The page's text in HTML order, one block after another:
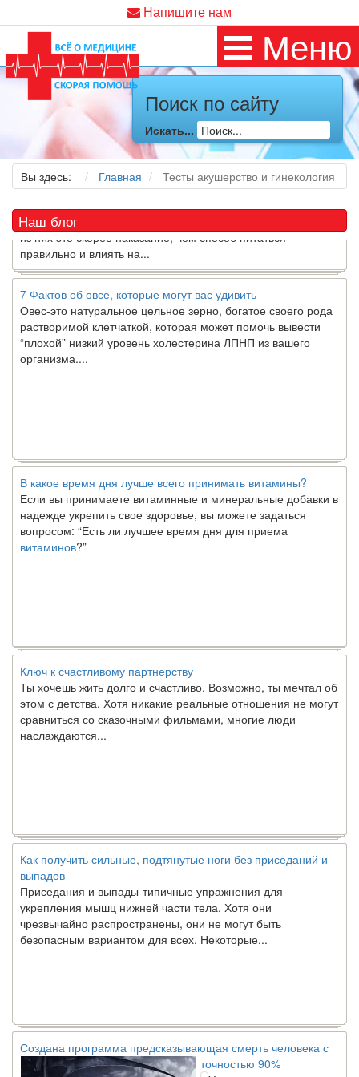
Напишите нам
Меню
Поиск по сайту
Искать...
Вы здесь: Главная Тесты акушерство и гинекология
Наш блог
Как я заболел во время локдауна?
Это странная ситуация:
вы соблюдали все меры
предосторожности COVID-19 (вы почти все время дома),
но, тем не менее, вы каким-то образом простудились. Вы
можете задаться...
5 причин обратить внимание на средиземноморскую диету
приходят в нашужизньи быстро исчезают из нее. Многие
из них это скорее наказание, чем способ питаться
правильно и влиять на...
Овес-это натуральное цельное зерно, богатое своего рода
растворимой клетчаткой, которая может помочь вывести
“плохой” низкий уровень холестерина ЛПНП из вашего
организма....
В какое время дня лучше всего принимать витамины?
Если вы принимаете витаминные и минеральные добавки в
надежде укрепить свое здоровье, вы можете задаться
вопросом: “Есть ли лучшее время дня для приема
витаминов ?”
Ты хочешь жить долго и счастливо. Возможно, ты мечтал об
этом с детства. Хотя никакие реальные отношения не могут
сравниться со сказочными фильмами, многие люди
наслаждаются...
выпадов
Приседания и выпады-типичные упражнения для
укрепления мышц нижней части тела. Хотя они
чрезвычайно распространены, они не могут быть
безопасным вариантом для всех. Некоторые...
точностью 90%
Ученые из